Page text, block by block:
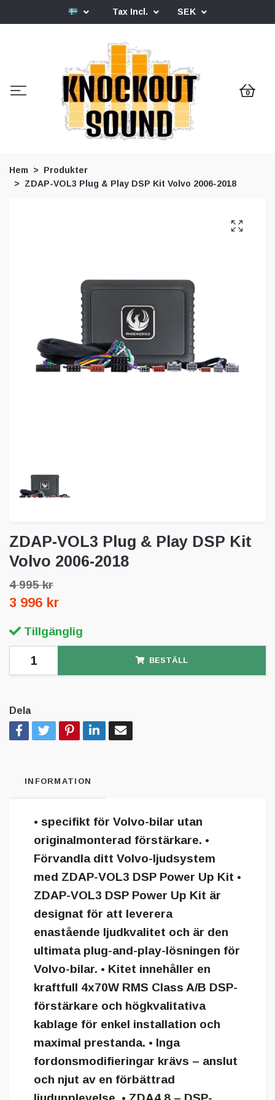
Tax Incl. SEK
0
Hem
Produkter
ZDAP-VOL3 Plug & Play DSP Kit Volvo 2006-2018
ZDAP-VOL3 Plug & Play DSP Kit
Volvo 2006-2018
4 995 kr
3 996 kr
Tillgänglig
BESTÄLL
Dela
INFORMATION
• specifikt för Volvo-bilar utan
originalmonterad förstärkare. •
Förvandla ditt Volvo-ljudsystem
med ZDAP-VOL3 DSP Power Up Kit •
ZDAP-VOL3 DSP Power Up Kit är
designat för att leverera
enastående ljudkvalitet och är den
ultimata plug-and-play-lösningen för
Volvo-bilar. • Kitet innehåller en
kraftfull 4x70W RMS Class A/B DSP-
förstärkare och högkvalitativa
kablage för enkel installation och
maximal prestanda. • Inga
fordonsmodifieringar krävs – anslut
och njut av en förbättrad